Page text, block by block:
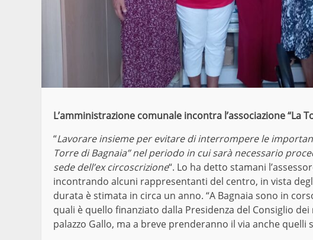
L’amministrazione comunale incontra l’associazione “La
“Lavorare insieme per evitare di interrompere le
Torre di Bagnaia” nel periodo in cui sarà necessario
sede dell’ex circoscrizione“. Lo ha detto stamani
incontrando alcuni rappresentanti del centro, in vista
durata è stimata in circa un anno. “A Bagnaia sono in
quali è quello finanziato dalla Presidenza del Consiglio
palazzo Gallo, ma a breve prenderanno il via anche quelli